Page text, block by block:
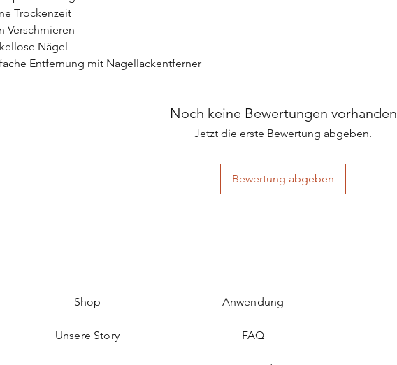
Trockenzeit
Verschmieren
Nägel
Entfernung mit Nagellackentferner
Noch keine Bewertungen vorhanden
Jetzt die erste Bewertung abgeben.
Bewertung abgeben
Shop
Unsere Story
Anwendung
FAQ​